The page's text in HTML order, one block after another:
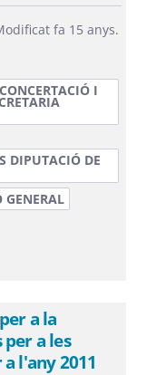
fa 15 anys.
I
DIPUTACIÓ DE
GENERAL
a la
a les
l'any 2011